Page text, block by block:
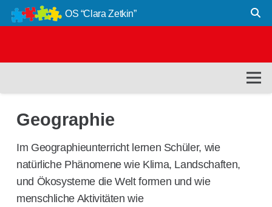
OS “Clara Zetkin”
Geographie
Im Geographieunterricht lernen Schüler, wie
natürliche Phänomene wie Klima, Landschaften,
und Ökosysteme die Welt formen und wie
menschliche Aktivitäten wie